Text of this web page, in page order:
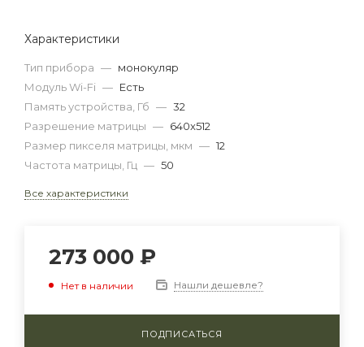
Характеристики
Тип прибора — монокуляр
Модуль Wi-Fi — Есть
Память устройства, Гб — 32
Разрешение матрицы — 640x512
Размер пикселя матрицы, мкм — 12
Частота матрицы, Гц — 50
Все характеристики
273 000 ₽
Нет в наличии Нашли дешевле?
ПОДПИСАТЬСЯ